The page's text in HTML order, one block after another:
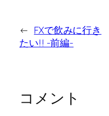
← FXで飲みに行き
たい!! -前編-
コメント